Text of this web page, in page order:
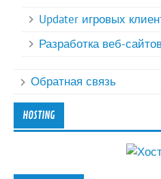
Updater игровых
Разработка веб-
Обратная связь
HOSTING